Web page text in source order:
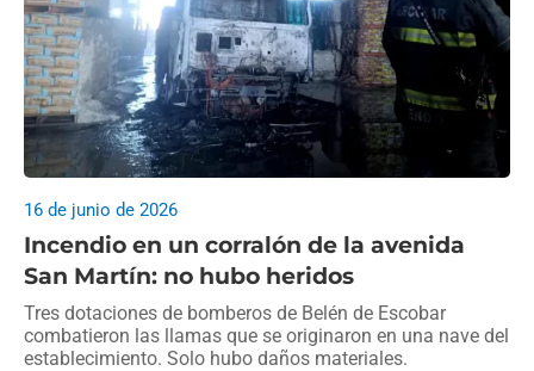
Incendio en un corralón de la avenida
San Martín: no hubo heridos
16 de junio de 2026
Tres dotaciones de bomberos de Belén de Escobar
combatieron las llamas que se originaron en una nave del
establecimiento. Solo hubo daños materiales.